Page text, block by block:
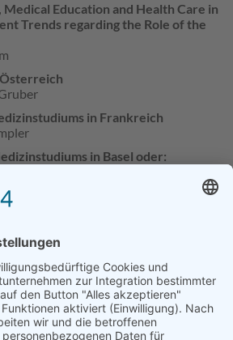
Education and Health Care in
Trends regarding the Role of the
in Frankreich
in Basel oder:
Königreich
Wirtschaft
Krankenkassen
Lehr-/Forschungsergebnisse der